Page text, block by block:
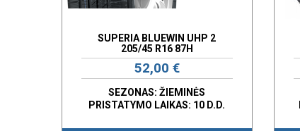
SUPERIA BLUEWIN UHP 2
205/45 R16 87H
52,00 €
SEZONAS: ŽIEMINĖS
PRISTATYMO LAIKAS: 10 D.D.